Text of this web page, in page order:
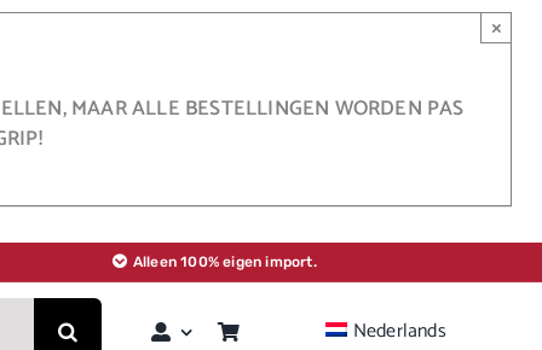
MAAR ALLE BESTELLINGEN WORDEN PAS
×
Alleen 100% eigen import.
Nederlands